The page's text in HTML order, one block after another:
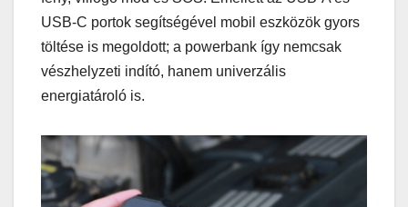
USB-C portok segítségével mobil eszközök gyors
töltése is megoldott; a powerbank így nemcsak
vészhelyzeti indító, hanem univerzális
energiatároló is.